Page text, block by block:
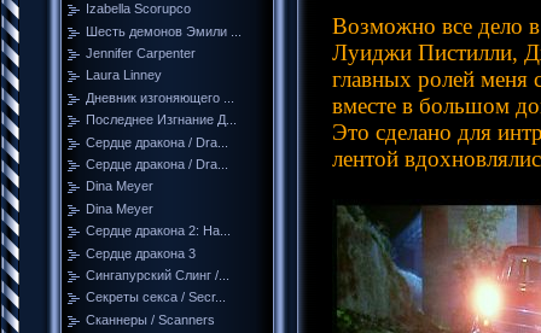
Izabella Scorupco
Шесть демонов Эмили ...
Jennifer Carpenter
Laura Linney
Дневник изгоняющего ...
Последнее Изгнание Д...
Сердце дракона / Dra...
Сердце дракона / Dra...
Dina Meyer
Dina Meyer
Сердце дракона 2: На...
Сердце дракона 3
Сингапурский Слинг /...
Секреты секса / Secr...
Сканнеры / Scanners
Возможно все дело
Луиджи Пистилли,
главных ролей меня
вместе в большом
Это сделано для
лентой